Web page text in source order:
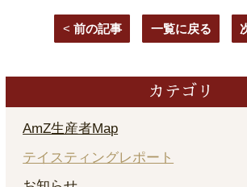
< 前の記事 一覧に戻る
カテゴリ
AmZ生産者Map
テイスティングレポート